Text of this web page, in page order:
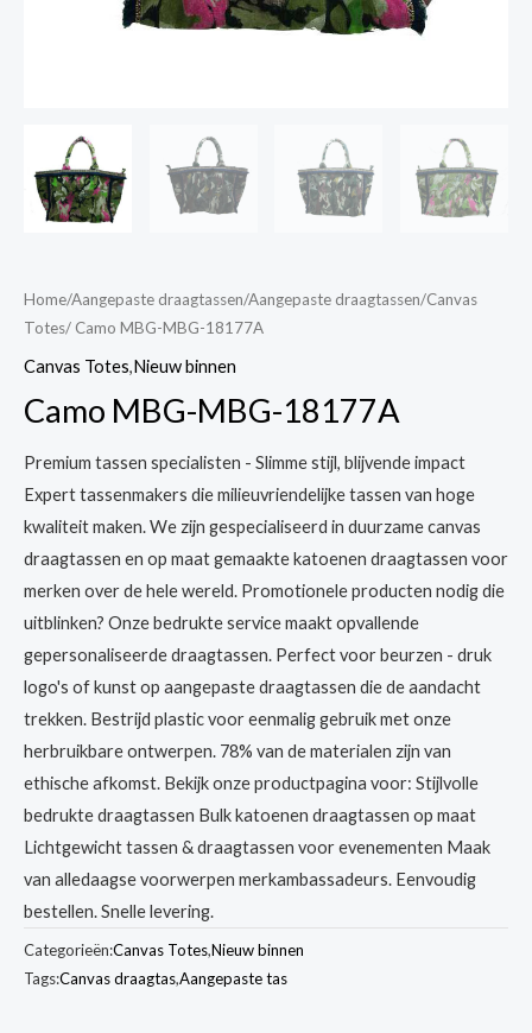
Home/Aangepaste draagtassen/Aangepaste draagtassen/Canvas
Totes/ Camo MBG-MBG-18177A
Canvas Totes,Nieuw binnen
Camo MBG-MBG-18177A
Premium tassen specialisten - Slimme stijl, blijvende impact
Expert tassenmakers die milieuvriendelijke tassen van hoge
kwaliteit maken. We zijn gespecialiseerd in duurzame canvas
draagtassen en op maat gemaakte katoenen draagtassen voor
merken over de hele wereld. Promotionele producten nodig die
uitblinken? Onze bedrukte service maakt opvallende
gepersonaliseerde draagtassen. Perfect voor beurzen - druk
logo's of kunst op aangepaste draagtassen die de aandacht
trekken. Bestrijd plastic voor eenmalig gebruik met onze
herbruikbare ontwerpen. 78% van de materialen zijn van
ethische afkomst. Bekijk onze productpagina voor: Stijlvolle
bedrukte draagtassen Bulk katoenen draagtassen op maat
Lichtgewicht tassen & draagtassen voor evenementen Maak
van alledaagse voorwerpen merkambassadeurs. Eenvoudig
bestellen. Snelle levering.
Categorieën:Canvas Totes,Nieuw binnen
Tags:Canvas draagtas,Aangepaste tas